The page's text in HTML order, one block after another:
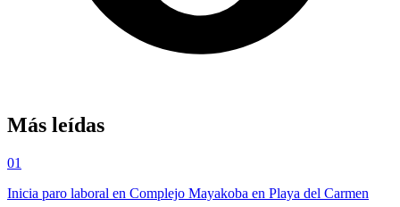
Más leídas
01
Inicia paro laboral en Complejo Mayakoba en Playa del Carmen